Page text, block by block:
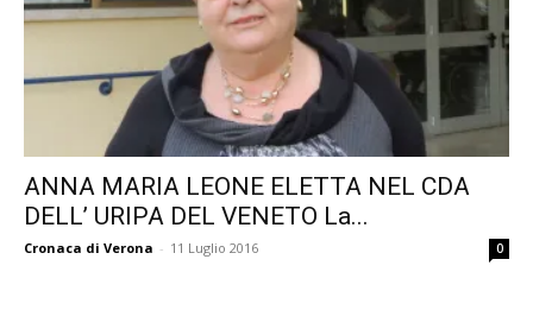
ANNA MARIA LEONE ELETTA NEL CDA
DELL’ URIPA DEL VENETO La...
Cronaca di Verona - 11 Luglio 2016 0